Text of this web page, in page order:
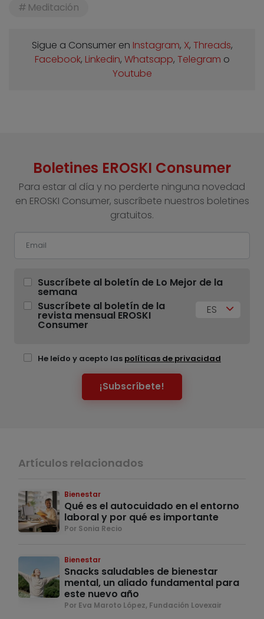
Meditación
Sigue a Consumer en Instagram, X, Threads,
Facebook, Linkedin, Whatsapp, Telegram o
Youtube
Boletines EROSKI Consumer
Para estar al día y no perderte ninguna novedad
en EROSKI Consumer, suscríbete nuestros boletines
gratuitos.
Suscríbete al boletín de Lo Mejor de la
semana
Suscríbete al boletín de la
revista mensual EROSKI
Consumer
ES
He leído y acepto las políticas de privacidad
¡Subscríbete!
Artículos relacionados
Bienestar
Qué es el autocuidado en el entorno
laboral y por qué es importante
Por Sonia Recio
Bienestar
Snacks saludables de bienestar
mental, un aliado fundamental para
este nuevo año
Por Eva Maroto López, Fundación Lovexair